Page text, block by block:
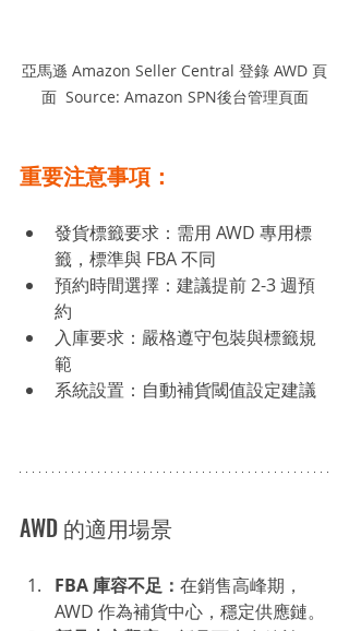
亞馬遜 Amazon Seller Central 登錄 AWD 頁
面  Source: Amazon SPN後台管理頁面
重要注意事項：
發貨標籤要求：需用 AWD 專用標
籤，標準與 FBA 不同
預約時間選擇：建議提前 2-3 週預
約
入庫要求：嚴格遵守包裝與標籤規
範
系統設置：自動補貨閾值設定建議
AWD 的適用場景
FBA 庫容不足： 在銷售高峰期，
AWD 作為補貨中心，穩定供應鏈。